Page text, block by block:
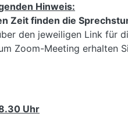
Hinweis:
Zeit finden die
den jeweiligen Link für
Zoom-Meeting erhalten
Uhr